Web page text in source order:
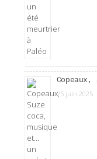
25 juin 2025